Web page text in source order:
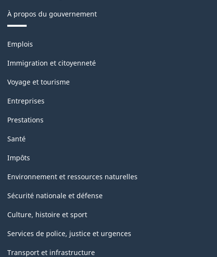
À propos du gouvernement
Thèmes
sujets
Emplois
Immigration et citoyenneté
Voyage et tourisme
Entreprises
Prestations
Santé
Impôts
Environnement et ressources naturelles
Sécurité nationale et défense
Culture, histoire et sport
Services de police, justice et urgences
Transport et infrastructure